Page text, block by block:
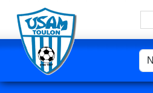
Panneau de gestion des cookies